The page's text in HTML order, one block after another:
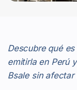
Descubre qué
emitirla en Perú
Bsale sin